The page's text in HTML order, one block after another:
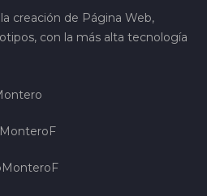
creación de Página Web,
con la más alta tecnología